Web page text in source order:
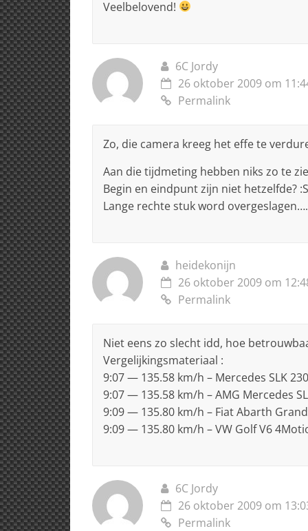
Veelbelovend!
6C Jordy
26 oktober 2009 om
Permalink
Zo, die camera kreeg het effe te
Aan die tijdmeting hebben niks zo te
Begin en eindpunt zijn niet hetzelfde? :S
Lange rechte stuk word
heidekonijn
26 oktober 2009 om
Permalink
Niet eens zo slecht idd, hoe
Vergelijkingsmateriaal :
9:07 — 135.58 km/h – Mercedes SLK
9:07 — 135.58 km/h – AMG Mercedes
9:09 — 135.80 km/h – Fiat Abarth
9:09 — 135.80 km/h – VW Golf V6
6C Jordy
26 oktober 2009 om
Permalink